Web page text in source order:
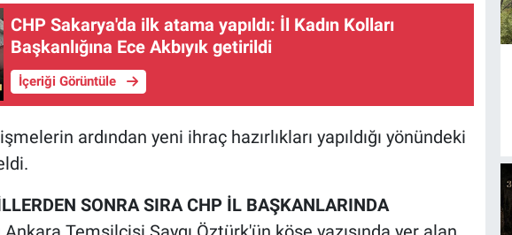
CHP Sakarya'da ilk atama yapıldı: İl Kadın Kolları
Başkanlığına Ece Akbıyık getirildi
İçeriği Görüntüle
ardından yeni ihraç hazırlıkları yapıldığı yönündeki
SONRA SIRA CHP İL BAŞKANLARINDA